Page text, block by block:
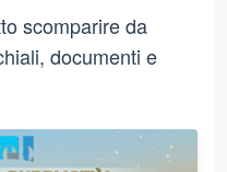
scomparire da
documenti e